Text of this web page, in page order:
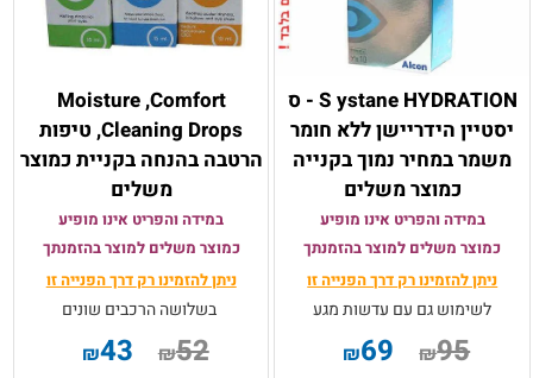
S ystane HYDRATION - ס
יסטיין הידריישן ללא חומר
משמר במחיר נמוך בקנייה
כמוצר משלים
במידה והפריט אינו מופיע
כמוצר משלים למוצר בהזמנתך
ניתן להזמינו רק דרך הפנייה זו
לשימוש גם עם עדשות מגע
₪95
₪69
Moisture ,Comfort
,Cleaning Drops טיפות
הרטבה בהנחה בקניית כמוצר
משלים
במידה והפריט אינו מופיע
כמוצר משלים למוצר בהזמנתך
ניתן להזמינו רק דרך הפנייה זו
בשלושה הרכבים שונים
₪52
₪43